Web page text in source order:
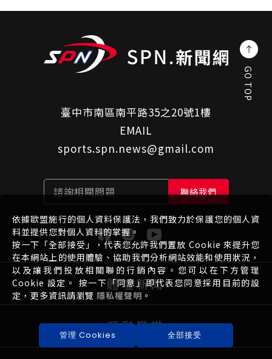
臺中市南區南平路35之20號1樓
EMAIL
sports.spn.news@gmail.com
諮詢相關問題 聯絡我們
體壇新聞
運彩學堂
GO TOP
依據歐盟施行的個人資料保護法，我們致力於保護您的個人資
料並提供您對個人資料的掌握。
按一下「全部接受」，代表您允許我們置放 Cookie 來提升您
在本網站上的使用體驗、協助我們分析網站效能和使用狀況，
以及讓我們投放相關聯的行銷內容。您可以在下方管理
Cookie 設定。 按一下「同意」即代表您同意採用目前的設
定，更多資訊請瀏覽 隱私權聲明 。
管理 Cookies 全部接受